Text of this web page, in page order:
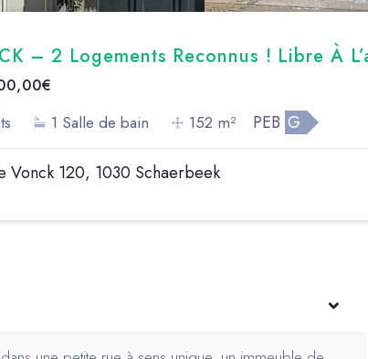
– 2 Logements Reconnus ! Libre À
Vonck 120, 1030 Schaerbeek
1 Salle de bain 152 m² PEB G